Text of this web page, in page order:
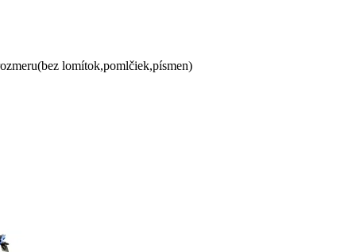
lomítok,pomlčiek,písmen)